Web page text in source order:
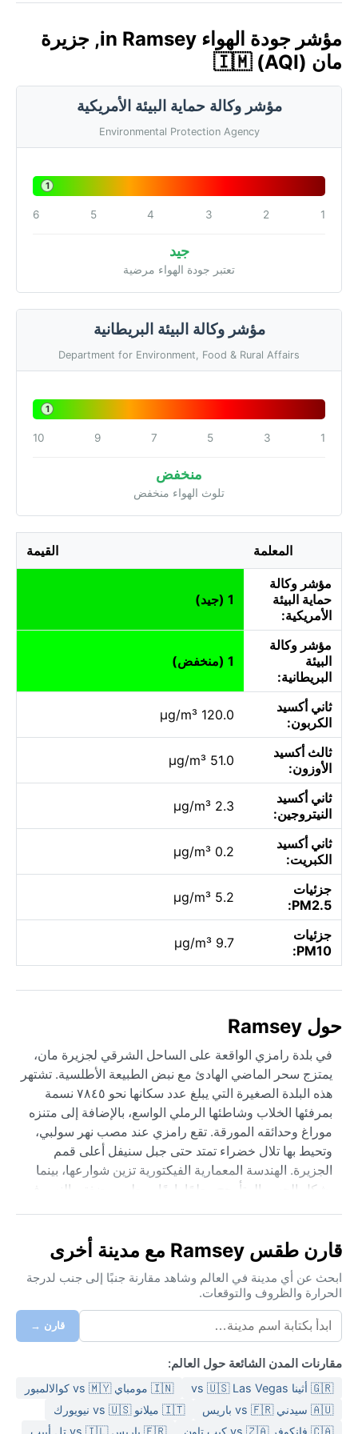
مؤشر جودة الهواء in Ramsey, جزيرة
مان 🇮🇲 (AQI)
مؤشر وكالة حماية البيئة الأمريكية
Environmental Protection Agency
1
1
2
3
4
5
6
جيد
تعتبر جودة الهواء مرضية
مؤشر وكالة البيئة البريطانية
Department for Environment, Food & Rural Affairs
1
1
3
5
7
9
10
منخفض
تلوث الهواء منخفض
المعلمة القيمة
مؤشر وكالة
حماية البيئة
الأمريكية:
1 (جيد)
مؤشر وكالة
البيئة
البريطانية:
1 (منخفض)
ثاني أكسيد
الكربون:
120.0 µg/m³
ثالث أكسيد
الأوزون:
51.0 µg/m³
ثاني أكسيد
النيتروجين:
2.3 µg/m³
ثاني أكسيد
الكبريت:
0.2 µg/m³
جزئيات
PM2.5:
5.2 µg/m³
جزئيات
PM10:
9.7 µg/m³
حول Ramsey
في بلدة رامزي الواقعة على الساحل الشرقي لجزيرة مان،
يمتزج سحر الماضي الهادئ مع نبض الطبيعة الأطلسية. تشتهر
هذه البلدة الصغيرة التي يبلغ عدد سكانها نحو ٧٨٤٥ نسمة
بمرفئها الخلاب وشاطئها الرملي الواسع، بالإضافة إلى متنزه
موراغ وحدائقه المورقة. تقع رامزي عند مصب نهر سولبي،
وتحيط بها تلال خضراء تمتد حتى جبل سنيفل أعلى قمم
الجزيرة. الهندسة المعمارية الفيكتورية تزين شوارعها، بينما
يشكل الجسر المتأرجح معلمًا بارزًا يربط بين ضفتي النهر، في
يسود رامزي مناخ محيطي (كوبن: Cfb) يتميز بشتاء معتدل
وصيف بارد نسبيًا. نادرًا ما تتجاوز درجات الحرارة في يوليو
وأغسطس ٢٠°مئوية، بينما تهبط في يناير وفبراير إلى حوالي
٥°مئوية. الأمطار موزعة على مدار العام مع قمة خفيفة في
الخريف، ومعدل رطوبة دائم فوق ٨٠%. الرياح الغربية
مقاومة للماء وطبقات متعددة حتى في الصيف. الثلوج نادرة
ولكن ضباب الصباح الباكر شائع خاصة في الربيع، مما يضفي
أجواءً غامضة على مناظر الميناء.
قارن طقس Ramsey مع مدينة أخرى
ابحث عن أي مدينة في العالم وشاهد مقارنة جنبًا إلى جنب لدرجة
الحرارة والظروف والتوقعات.
قارن →
مقارنات المدن الشائعة حول العالم:
🇬🇷 أثينا vs 🇺🇸 Las Vegas
🇮🇳 مومباي vs 🇲🇾 كوالالمبور
🇦🇺 سيدني vs 🇫🇷 باريس
🇮🇹 ميلانو vs 🇺🇸 نيويورك
🇨🇦 فانكوفر vs 🇿🇦 كيب تاون
🇫🇷 باريس vs 🇮🇱 تل أبيب